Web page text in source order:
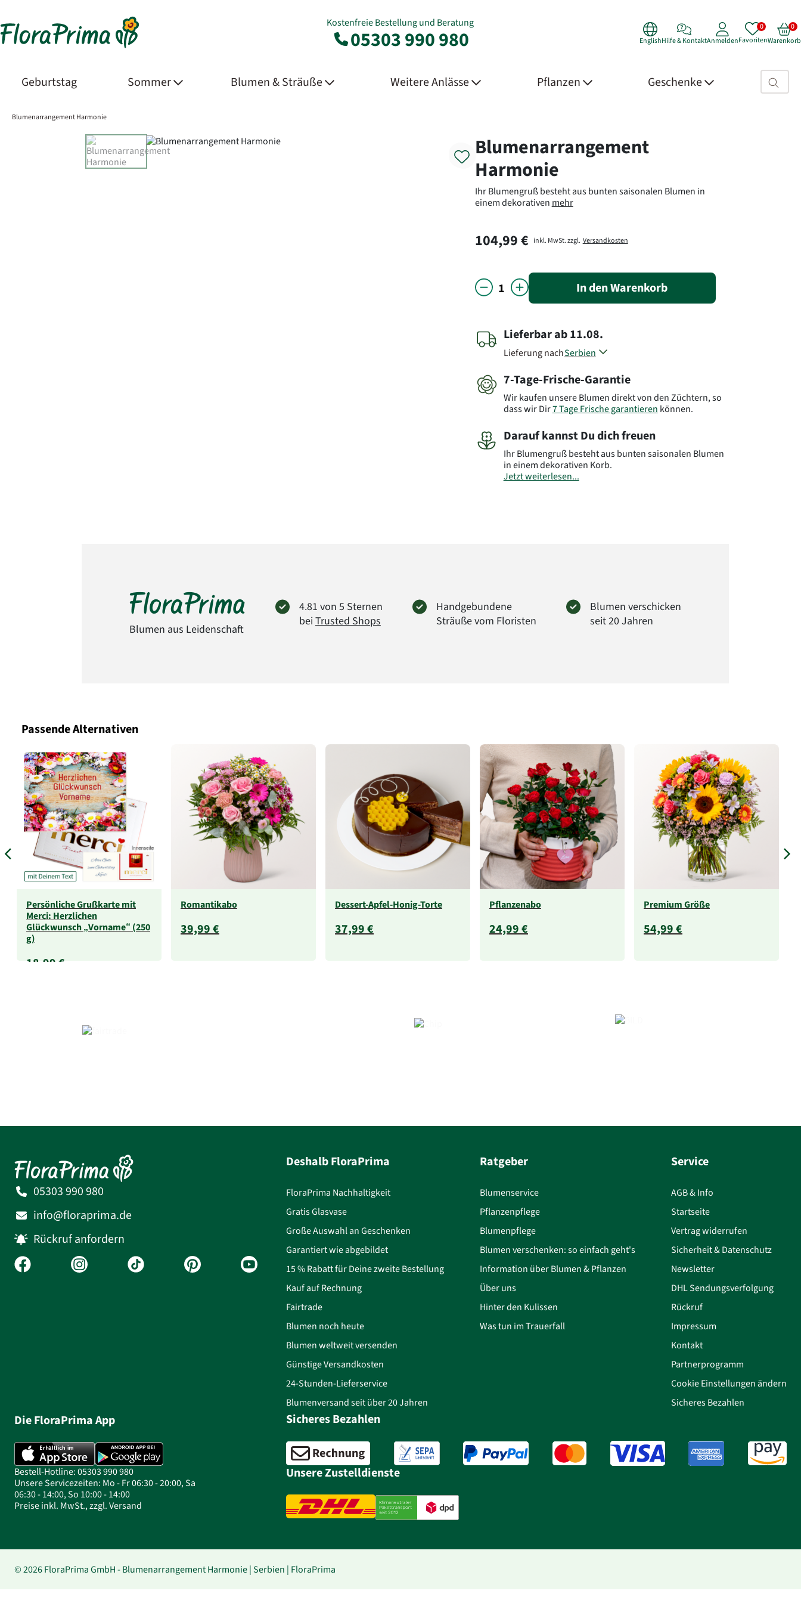
Kostenfreie Bestellung und Beratung
05303 990 980 EnglishHilfe & KontaktAnmeldenFavoritenWarenkorb
Geburtstag Sommer Blumen & Sträuße Weitere Anlässe Pflanzen Geschenke Suchfeld>
Blumenarrangement Harmonie
Product Images Product Details
Blumenarrangement
Harmonie
Ihr Blumengruß besteht aus bunten saisonalen Blumen in
einem dekorativen mehr
104,99 € inkl. MwSt. zzgl. Versandkosten
In den Warenkorb
Lieferbarab11.08.
Lieferung nach
Kosovo
Mazedonien
Montenegro
Serbien
Slowenien
Andere Länder, andere Blumen..
7-Tage-Frische-Garantie
Wir kaufen unsere Blumen direkt von den Züchtern, so
dass wir Dir7 Tage Frische garantieren können.
Darauf kannst Du dich freuen
Ihr Blumengruß besteht aus bunten saisonalen Blumen
in einem dekorativen Korb.
Jetzt weiterlesen...
Blumen aus Leidenschaft
4.81 von 5 Sternen
bei Trusted Shops
Handgebundene
Sträuße vom Floristen
Blumen verschicken
seit 20 Jahren
Passende Alternativen
Persönliche Grußkarte mit
Merci: Herzlichen
Glückwunsch „Vorname“ (250
g)
18,99 €
Romantikabo
39,99 €
Dessert-Apfel-Honig-Torte
37,99 €
Pflanzenabo
24,99 €
Premium Größe
54,99 €
05303 990 980
info@floraprima.de
Rückruf anfordern
Die FloraPrima App
Bestell-Hotline: 05303 990 980
Unsere Servicezeiten: Mo - Fr 06:30 - 20:00, Sa
06:30 - 14:00, So 10:00 - 14:00
Preise inkl. MwSt., zzgl. Versand
Deshalb FloraPrima
FloraPrima Nachhaltigkeit
Gratis Glasvase
Große Auswahl an Geschenken
Garantiert wie abgebildet
15 % Rabatt für Deine zweite Bestellung
Kauf auf Rechnung
Fairtrade
Blumen noch heute
Blumen weltweit versenden
Günstige Versandkosten
24-Stunden-Lieferservice
Blumenversand seit über 20 Jahren
Ratgeber
Blumenservice
Pflanzenpflege
Blumenpflege
Blumen verschenken: so einfach geht's
Information über Blumen & Pflanzen
Über uns
Hinter den Kulissen
Was tun im Trauerfall
Service
AGB & Info
Startseite
Vertrag widerrufen
Sicherheit & Datenschutz
Newsletter
DHL Sendungsverfolgung
Rückruf
Impressum
Kontakt
Partnerprogramm
Cookie Einstellungen ändern
Sicheres Bezahlen
Sicheres Bezahlen
Unsere Zustelldienste
© 2026 FloraPrima GmbH - Blumenarrangement Harmonie | Serbien | FloraPrima